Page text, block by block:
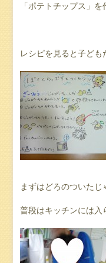
「ポテトチップス」
レシピを見ると子ども
まずはどろのついたじ
普段はキッチンには